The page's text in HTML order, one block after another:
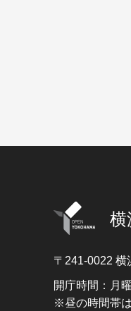
横
〒241-0022 横
開庁時間：月
※昼の時間帯